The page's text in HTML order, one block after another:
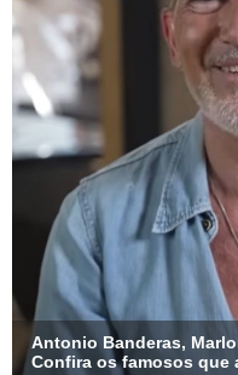
Antonio Banderas,
Confira os famosos que